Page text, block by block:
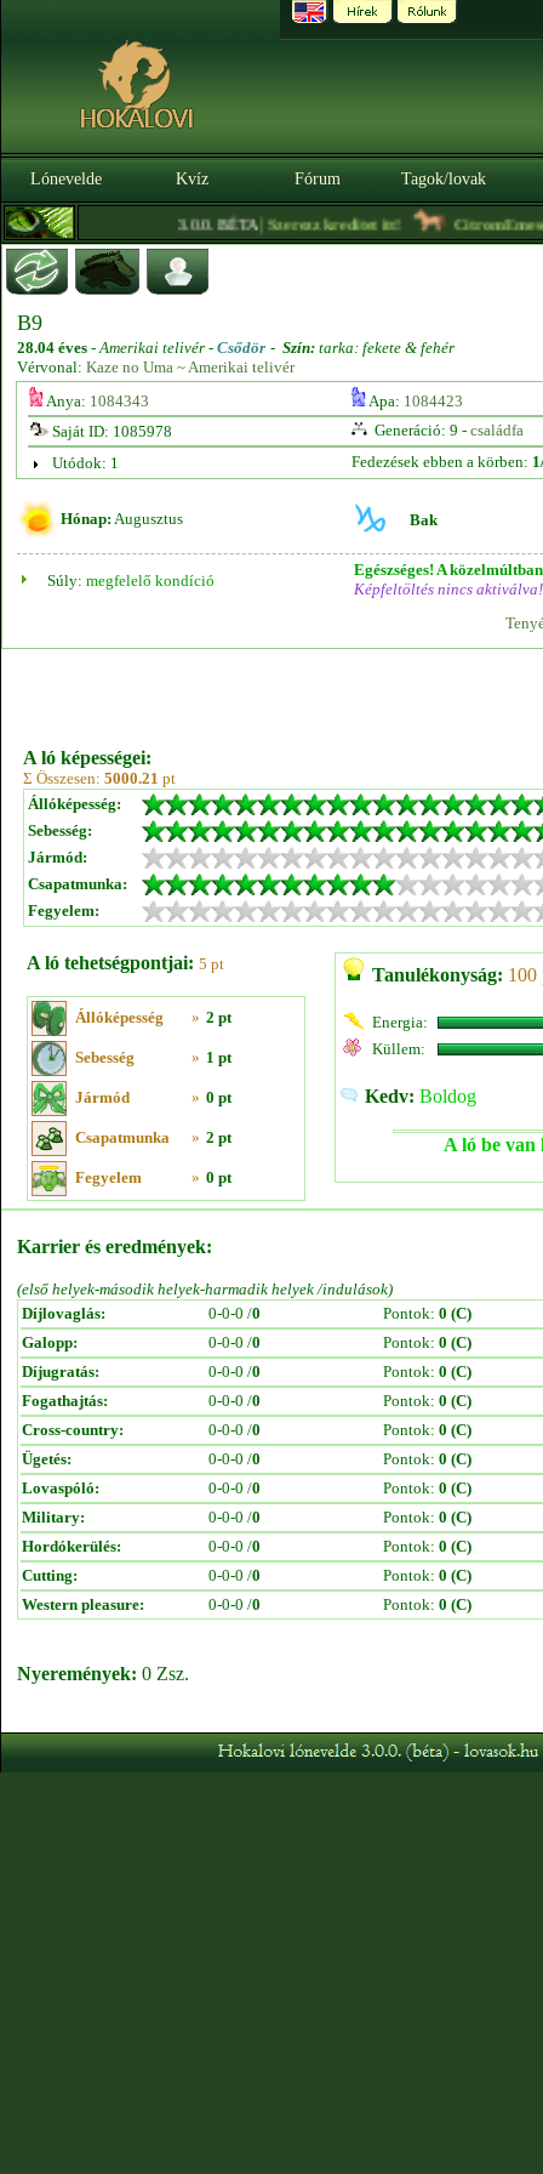
Lónevelde Kvíz Fórum Tagok/lovak
3.0.0. BÉTA|Szerezz kreditet itt! CitromEmese-
B9
28.04 éves -Amerikai telivér - Csődör - Szín: tarka: fekete & fehér
Vérvonal: Kaze no Uma ~ Amerikai telivér
Anya: 1084343 Apa: 1084423
Saját ID: 1085978
Generáció: 9 - családfa
Utódok: 1
Fedezések ebben a körben:
Hónap: Augusztus Bak
Súly: megfelelő kondíció
Egészséges! A
Képfeltöltés nincs aktiválva!
A ló képességei:
Σ Összesen: 5000.21 pt
Állóképesség:
Sebesség:
Jármód:
Csapatmunka:
Fegyelem:
A ló tehetségpontjai: 5 pt
Állóképesség » 2 pt
Sebesség » 1 pt
Jármód » 0 pt
Csapatmunka » 2 pt
Fegyelem » 0 pt
Tanulékonyság: 100
Energia:
Küllem:
Kedv: Boldog
A ló be van
Karrier és eredmények:
(első helyek-második helyek-harmadik helyek /indulások)
Díjlovaglás:
0-0-0 /0 Pontok: 0 (C)
Galopp:
0-0-0 /0 Pontok: 0 (C)
Díjugratás:
0-0-0 /0 Pontok: 0 (C)
Fogathajtás:
0-0-0 /0 Pontok: 0 (C)
Cross-country:
0-0-0 /0 Pontok: 0 (C)
Ügetés:
0-0-0 /0 Pontok: 0 (C)
Lovaspóló:
0-0-0 /0 Pontok: 0 (C)
Military:
0-0-0 /0 Pontok: 0 (C)
Hordókerülés:
0-0-0 /0 Pontok: 0 (C)
Cutting:
0-0-0 /0 Pontok: 0 (C)
Western pleasure:
0-0-0 /0 Pontok: 0 (C)
Nyeremények: 0 Zsz.